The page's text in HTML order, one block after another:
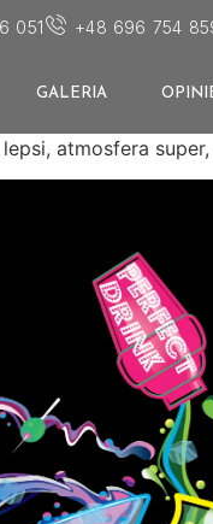
051 +48 696 754
GALERIA
atmosfera